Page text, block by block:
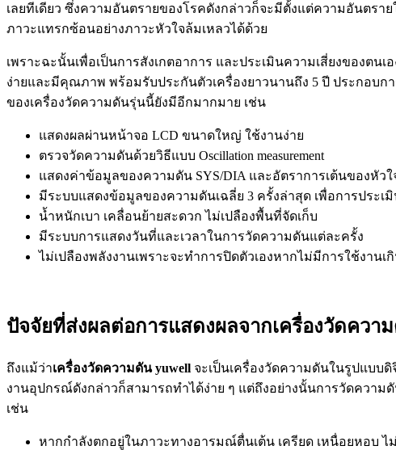
เลยทีเดียว ซึ่งความอันตรายของโรคดังกล่าวก็จะมีตั้งแต่ความอันตรา
ภาวะแทรกซ้อนอย่างภาวะหัวใจล้มเหลวได้ด้วย
เพราะฉะนั้นเพื่อเป็นการสังเกตอาการ และประเมินความเสี่ยงของต
ง่ายและมีคุณภาพ พร้อมรับประกันตัวเครื่องยาวนานถึง 5 ปี ประกอบ
ของเครื่องวัดความดันรุ่นนี้ยังมีอีกมากมาย เช่น
แสดงผลผ่านหน้าจอ LCD ขนาดใหญ่ ใช้งานง่าย
ตรวจวัดความดันด้วยวิธีแบบ Oscillation measurement
แสดงค่าข้อมูลของความดัน SYS/DIA และอัตราการเต้นของหัว
มีระบบแสดงข้อมูลของความดันเฉลี่ย 3 ครั้งล่าสุด เพื่อการประเ
น้ำหนักเบา เคลื่อนย้ายสะดวก ไม่เปลืองพื้นที่จัดเก็บ
มีระบบการแสดงวันที่และเวลาในการวัดความดันแต่ละครั้ง
ไม่เปลืองพลังงานเพราะจะทำการปิดตัวเองหากไม่มีการใช้งานเ
ปัจจัยที่ส่งผลต่อการแสดงผลจากเครื่องวัดควา
ถึงแม้ว่าเครื่องวัดความดัน yuwell จะเป็นเครื่องวัดความดันในรูปแบบ
งานอุปกรณ์ดังกล่าวก็สามารถทำได้ง่าย ๆ แต่ถึงอย่างนั้นการวัดควา
เช่น
หากกำลังตกอยู่ในภาวะทางอารมณ์ตื่นเต้น เครียด เหนื่อยหอบ